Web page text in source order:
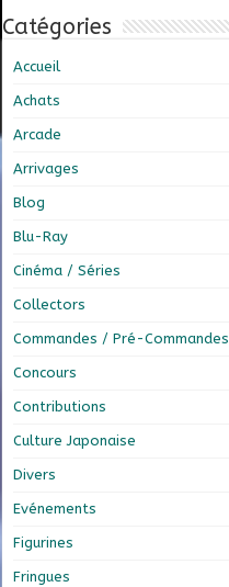
Catégories
Accueil
Achats
Arcade
Arrivages
Blog
Blu-Ray
Cinéma / Séries
Collectors
Commandes / Pré-Commandes
Concours
Contributions
Culture Japonaise
Divers
Evénements
Figurines
Fringues